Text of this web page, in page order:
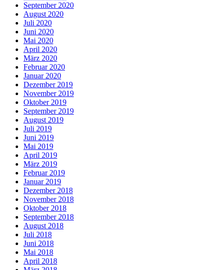
September 2020
August 2020
Juli 2020
Juni 2020
Mai 2020
April 2020
März 2020
Februar 2020
Januar 2020
Dezember 2019
November 2019
Oktober 2019
September 2019
August 2019
Juli 2019
Juni 2019
Mai 2019
April 2019
März 2019
Februar 2019
Januar 2019
Dezember 2018
November 2018
Oktober 2018
September 2018
August 2018
Juli 2018
Juni 2018
Mai 2018
April 2018